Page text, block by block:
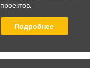
проектов.
Подробнее